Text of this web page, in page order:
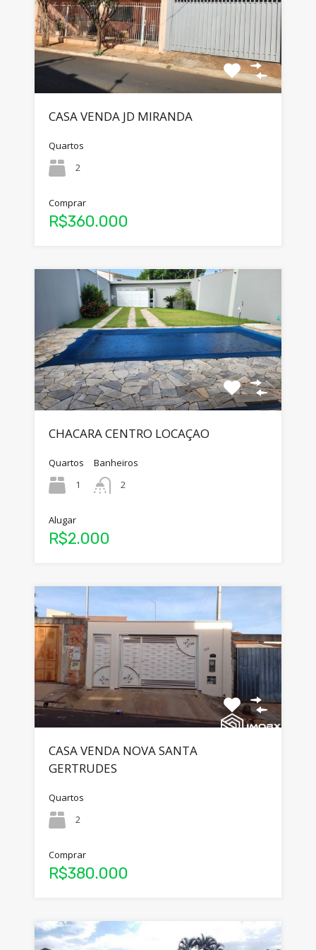
CASA VENDA JD MIRANDA
Quartos
2
Comprar
R$360.000
CHACARA CENTRO LOCAÇAO
Quartos
1
Banheiros
2
Alugar
R$2.000
CASA VENDA NOVA SANTA
GERTRUDES
Quartos
2
Comprar
R$380.000